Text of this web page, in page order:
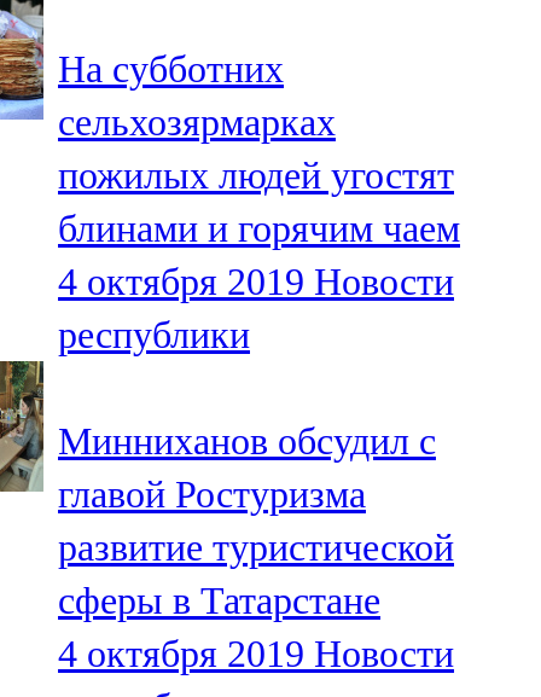
103,0 FM
Чүпрәле
91,0 FM
Шәмәрдән
102,3 FM
Яңа чишмә
Яр Чаллы
105,5 FM
На субботних
сельхозярмарках
пожилых людей угостят
блинами и горячим чаем
4 октября 2019 Новости
республики
Минниханов обсудил с
главой Ростуризма
развитие туристической
сферы в Татарстане
4 октября 2019 Новости